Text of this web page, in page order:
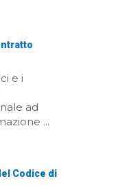
e i
ad
...
Codice di